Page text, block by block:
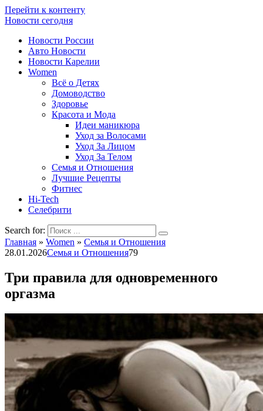
Перейти к контенту
Новости сегодня
Новости России
Авто Новости
Новости Карелии
Women
Всё о Детях
Домоводство
Здоровье
Красота и Мода
Идеи маникюра
Уход за Волосами
Уход За Лицом
Уход За Телом
Семья и Отношения
Лучшие Рецепты
Фитнес
Hi-Tech
Селебрити
Search for:
Главная » Women » Семья и Отношения
28.01.2026Семья и Отношения79
Три правила для одновременного
оргазма